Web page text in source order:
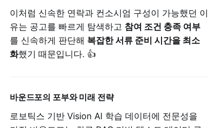
이처럼 신속한 연락과 컨소시엄 구성이 가능했던 이
유는 공고를 빠르게 탐색하고 참여 조건 충족 여부
를 신속하게 판단해 복잡한 서류 준비 시간을 최소
화했기 때문입니다. 👍
바운드포의 포부와 미래 전략
로보틱스 기반 Vision AI 학습 데이터에 전문성을